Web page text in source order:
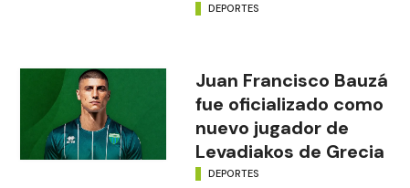
DEPORTES
Juan Francisco Bauzá
fue oficializado como
nuevo jugador de
Levadiakos de Grecia
DEPORTES